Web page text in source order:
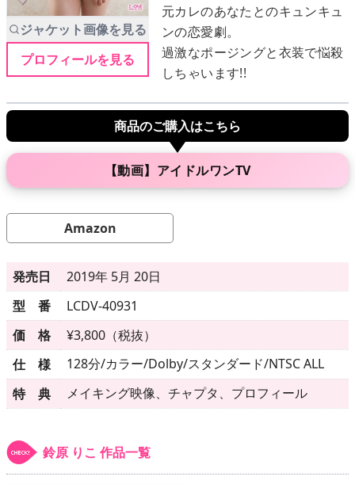
アイドル一覧
▶制作中
▶発売年月日
ご利用ガイド
▶ 更新情報
▶ よくあるご質問
ジャケット画像を見る
プロフィールを見る
元カレのあなたとのキュンキュ
ンの恋愛劇。
過激なポージングと衣装で悩殺
しちゃいます!!
商品のご購入はこちら
【動画】アイドルワンTV
Amazon
発売日
2019年 5月 20日
型 番
LCDV-40931
価 格
¥3,800（税抜）
仕 様
128分/カラー/Dolby/スタンダード/NTSC ALL
特 典
メイキング映像、チャプタ、プロフィール
鈴原 りこ 作品一覧